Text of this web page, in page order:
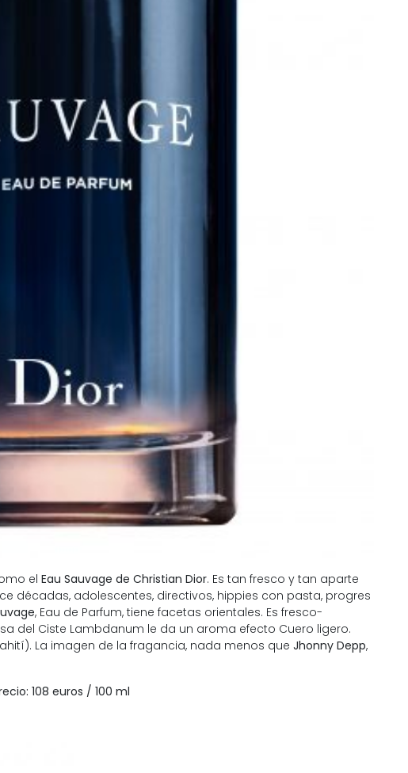
el Eau Sauvage de Christian Dior. Es tan fresco y tan aparte
décadas, adolescentes, directivos, hippies con pasta, progres
, Eau de Parfum, tiene facetas orientales. Es fresco-
del Ciste Lambdanum le da un aroma efecto Cuero ligero.
La imagen de la fragancia, nada menos que Jhonny Depp,
108 euros / 100 ml
Labeau Organic continúa
apostando por la cosmética
del bienestar